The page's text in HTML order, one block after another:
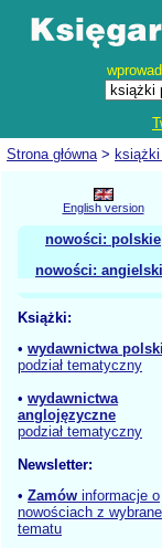
Strona główna>
English version
nowości: polskie
nowości:
Książki:
• wydawnictwa
podział tematyczny
• wydawnictwa
anglojęzyczne
podział tematyczny
Newsletter:
• Zamów informacje o
nowościach z
tematu